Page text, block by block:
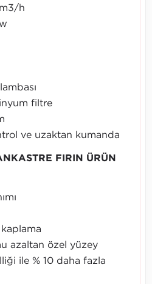
h
filtre
ve uzaktan kumanda
FIRIN ÜRÜN
azaltan özel yüzey
ile % 10 daha fazla